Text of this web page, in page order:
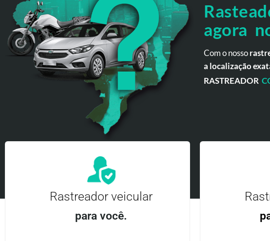
agora
Com o nosso
a localização
RASTREADOR
Rastreador veicular
para você.